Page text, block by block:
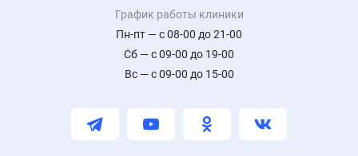
График работы клиники
Пн-пт — с 08-00 до 21-00
Сб — с 09-00 до 19-00
Вс — с 09-00 до 15-00